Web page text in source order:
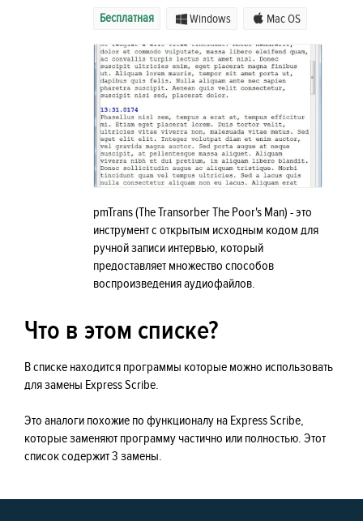
Бесплатная Windows Mac OS
pmTrans (The Transorber The Poor's Man) - это
инструмент с открытым исходным кодом для
ручной записи интервью, который
предоставляет множество способов
воспроизведения аудиофайлов.
Что в этом списке?
В списке находится программы которые можно использовать
для замены Express Scribe.
Это аналоги похожие по функционалу на Express Scribe,
которые заменяют программу частично или полностью. Этот
список содержит 3 замены.